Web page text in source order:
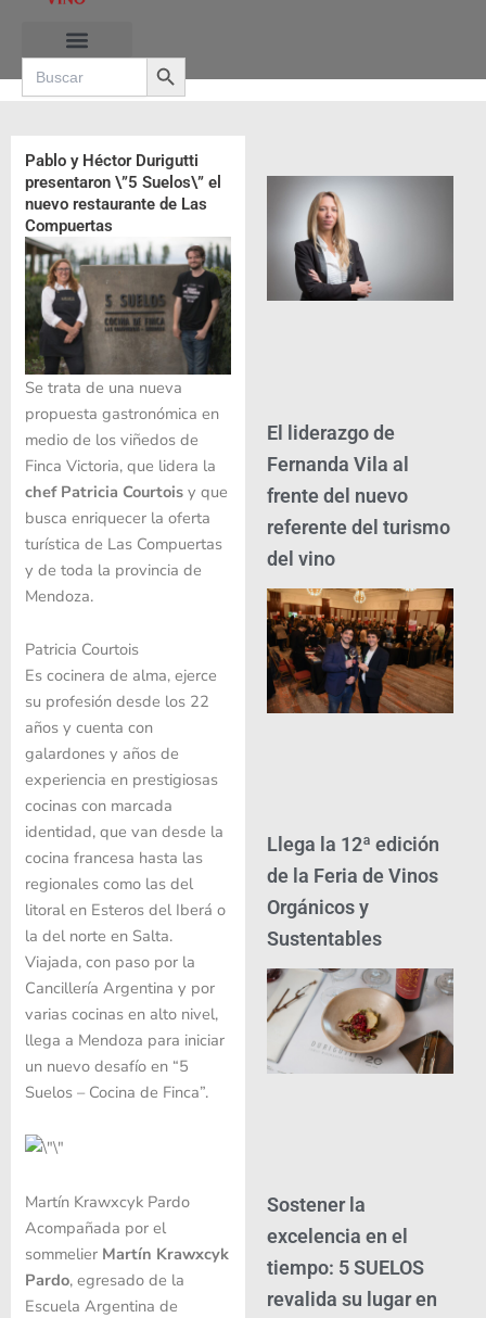
contenido
Search
for:
Search Button
Pablo y Héctor Durigutti
presentaron \”5 Suelos\” el
nuevo restaurante de Las
Compuertas
Se trata de una nueva
propuesta gastronómica en
medio de los viñedos de
Finca Victoria, que lidera la
chef Patricia Courtoisy que
busca enriquecer la oferta
turística de Las Compuertas
y de toda la provincia de
Mendoza.
Patricia Courtois
Es cocinera de alma, ejerce
su profesión desde los 22
años y cuenta con
galardones y años de
experiencia en prestigiosas
cocinas con marcada
identidad, que van desde la
cocina francesa hasta las
regionales como las del
litoral en Esteros del Iberá o
la del norte en Salta.
Viajada, con paso por la
Cancillería Argentina y por
varias cocinas en alto nivel,
llega a Mendoza para iniciar
un nuevo desafío en “5
Suelos – Cocina de Finca”.
Martín Krawxcyk Pardo
Acompañada por el
sommelier Martín Krawxcyk
Pardo, egresado de la
Escuela Argentina de
El liderazgo de
Fernanda Vila al
frente del nuevo
referente del turismo
del vino
Llega la 12ª edición
de la Feria de Vinos
Orgánicos y
Sustentables
Sostener la
excelencia en el
tiempo: 5 SUELOS
revalida su lugar en